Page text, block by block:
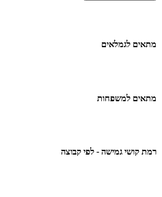
מתאים לגמלאים
מתאים למשפחות
רמת קושי גמישה - לפי קבוצה